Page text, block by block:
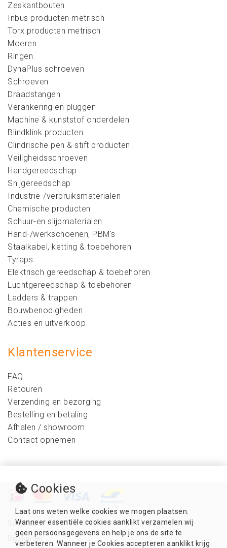
Zeskantbouten
Inbus producten metrisch
Torx producten metrisch
Moeren
Ringen
DynaPlus schroeven
Schroeven
Draadstangen
Verankering en pluggen
Machine & kunststof onderdelen
Blindklink producten
Clindrische pen & stift producten
Veiligheidsschroeven
Handgereedschap
Snijgereedschap
Industrie-/verbruiksmaterialen
Chemische producten
Schuur-en slijpmaterialen
Hand-/werkschoenen, PBM's
Staalkabel, ketting & toebehoren
Tyraps
Elektrisch gereedschap & toebehoren
Luchtgereedschap & toebehoren
Ladders & trappen
Bouwbenodigheden
Acties en uitverkoop
Klantenservice
FAQ
Retouren
Verzending en bezorging
Bestelling en betaling
Afhalen / showroom
Contact opnemen
Sitemap
Disclaimer
Cookies
Laat ons weten welke cookies we mogen plaatsen.
Wanneer essentiële cookies aanklikt verzamelen wij
geen persoonsgegevens en help je ons de site te
verbeteren. Wanneer je Cookies accepteren aanklikt krijg